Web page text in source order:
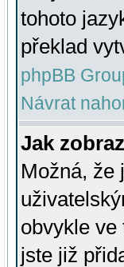
tohoto
překlad
phpBB
Návrat
Jak
Možná, že
obvykle
jste již